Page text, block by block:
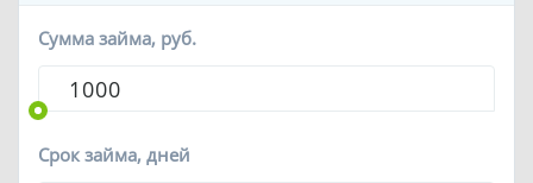
Сумма займа, руб.
Срок займа, дней